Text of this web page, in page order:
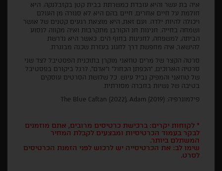
איה בת עשר והיא עובדת כמשרתת בבית קטן בקזבלנקה. היא
חולמת על חיים אחרים, חיים בהם היא לא סגורה מן העולם
ויכולה להיות ילדה. ועם זאת, היא מוצאת רגעים קטנים של אושר
ושמחה בחייה. חגיגות חג הקורבן מתקרבות ואיה מקווה לנסוע
הביתה, למשפחה, לחגיגות בחוף הים. כאשר היא נדרשת
להישאר, איה מחפשת דרך לחגוג בעזרת שכנה מבוגרת.
סרטה הקצר של מרים טוזאני מוקרן בתוכנית הפסטיבל לצד שני
סרטיה הארוכים, "הכפתן הכחול" ו"אדם", לרגל ביקורם בפסטיבל
של טוזאני והמפיק נביל עיוש. כל שלושת הסרטים עוסקים
בטיבה של נשיות בחברה מסורתית.
פילמוגרפיה: The Blue Caftan (2022), Adam (2019)
* לקוחות יקרים: ברכישת כרטיסים מרובים, אתם מוזמנים
לבקר בעמוד הכרטיסיות ומבצעים לקבלת המחיר
המשתלם ביותר.
שימו לב: את הכרטיסייה יש לרכוש לפני הזמנת הכרטיסים
לסרט.